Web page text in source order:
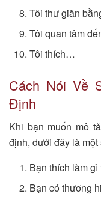
Tôi thư giãn
Tôi quan tâm
Tôi thích…
Cách Nói Về
Định
Khi bạn muốn mô
định, dưới đây là
Bạn thích làm
Bạn có thương